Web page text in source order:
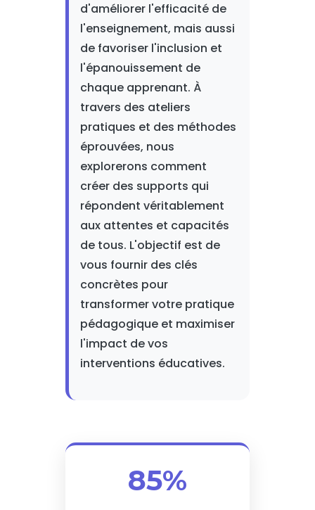
d'améliorer l'efficacité de
l'enseignement, mais aussi
de favoriser l'inclusion et
l'épanouissement de
chaque apprenant. À
travers des ateliers
pratiques et des méthodes
éprouvées, nous
explorerons comment
créer des supports qui
répondent véritablement
aux attentes et capacités
de tous. L'objectif est de
vous fournir des clés
concrètes pour
transformer votre pratique
pédagogique et maximiser
l'impact de vos
interventions éducatives.
85%